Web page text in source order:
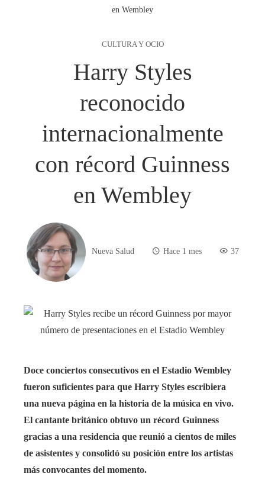
en Wembley
CULTURA Y OCIO
Harry Styles
reconocido
internacionalmente
con récord Guinness
en Wembley
Nueva Salud Hace 1 mes 37
Doce conciertos consecutivos en el Estadio Wembley
fueron suficientes para que Harry Styles escribiera
una nueva página en la historia de la música en vivo.
El cantante británico obtuvo un récord Guinness
gracias a una residencia que reunió a cientos de miles
de asistentes y consolidó su posición entre los artistas
más convocantes del momento.